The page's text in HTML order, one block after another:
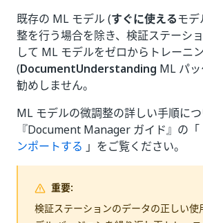
既存の ML モデル (すぐに使えるモ
整を行う場合を除き、検証ステーシ
して ML モデルをゼロからトレーニ
(DocumentUnderstanding ML パ
勧めしません。
ML モデルの微調整の詳しい手順につ
『Document Manager ガイド』の「
ンポートする 」をご覧ください。
重要:
検証ステーションのデータの正しい使